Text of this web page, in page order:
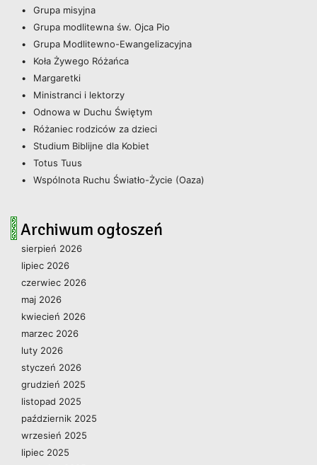
Grupa misyjna
Grupa modlitewna św. Ojca Pio
Grupa Modlitewno-Ewangelizacyjna
Koła Żywego Różańca
Margaretki
Ministranci i lektorzy
Odnowa w Duchu Świętym
Różaniec rodziców za dzieci
Studium Biblijne dla Kobiet
Totus Tuus
Wspólnota Ruchu Światło-Życie (Oaza)
Archiwum ogłoszeń
sierpień 2026
lipiec 2026
czerwiec 2026
maj 2026
kwiecień 2026
marzec 2026
luty 2026
styczeń 2026
grudzień 2025
listopad 2025
październik 2025
wrzesień 2025
lipiec 2025